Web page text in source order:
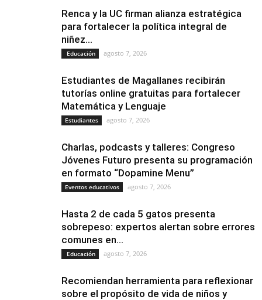
Renca y la UC firman alianza estratégica
para fortalecer la política integral de
niñez...
Educación agosto 7, 2026
Estudiantes de Magallanes recibirán
tutorías online gratuitas para fortalecer
Matemática y Lenguaje
Estudiantes agosto 7, 2026
Charlas, podcasts y talleres: Congreso
Jóvenes Futuro presenta su programación
en formato “Dopamine Menu”
Eventos educativos agosto 7, 2026
Hasta 2 de cada 5 gatos presenta
sobrepeso: expertos alertan sobre errores
comunes en...
Educación agosto 7, 2026
Recomiendan herramienta para reflexionar
sobre el propósito de vida de niños y